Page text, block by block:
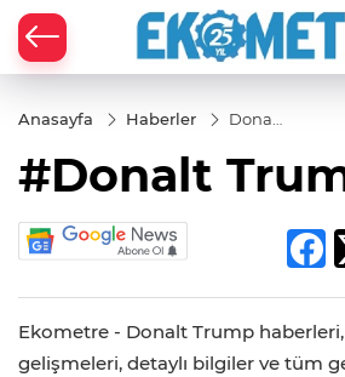
Anasayfa Haberler
Donalt
#Donalt
Ekometre - Donalt Trump
gelişmeleri, detaylı bilgiler ve tüm